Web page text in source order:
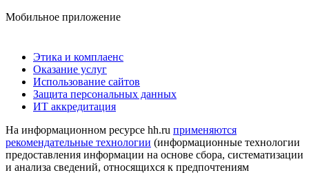
Мобильное приложение
Этика и комплаенс
Оказание услуг
Использование сайтов
Защита персональных данных
ИТ аккредитация
На информационном ресурсе hh.ru применяются
рекомендательные технологии (информационные технологии
предоставления информации на основе сбора, систематизации
и анализа сведений, относящихся к предпочтениям